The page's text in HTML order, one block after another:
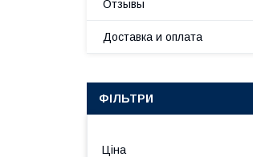
Отзывы
Доставка и оплата
ФІЛЬТРИ
Ціна